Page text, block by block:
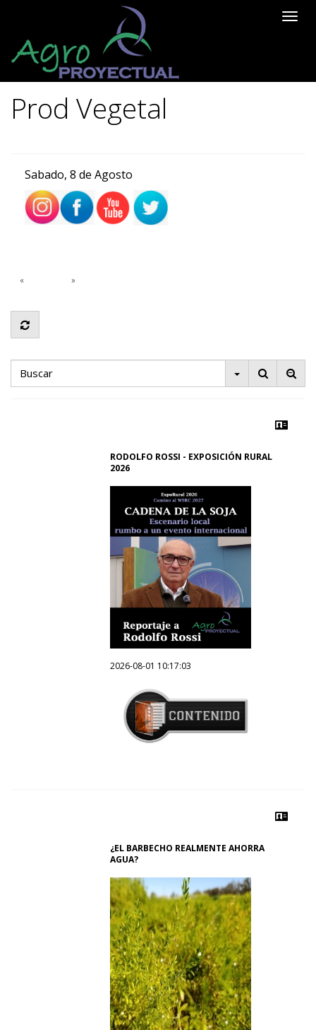
Toggle
PRODUCCIÓN
Prod Vegetal
Sabado, 8 de Agosto
« »
RODOLFO ROSSI - EXPOSICIÓN RURAL
2026
2026-08-01 10:17:03
¿EL BARBECHO REALMENTE AHORRA
AGUA?